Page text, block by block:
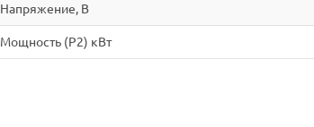
Напряжение, В
Мощность (P2) кВт